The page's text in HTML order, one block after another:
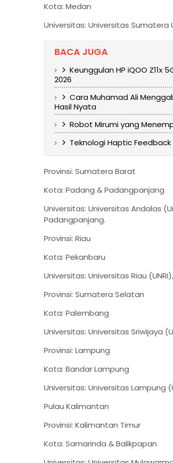
Kota: Medan
Universitas: Universitas Sumatera
BACA JUGA
Keunggulan HP iQOO
2026
Cara Muhamad Ali
Hasil Nyata
Robot Mirumi yang
Teknologi Haptic
Provinsi: Sumatera Barat
Kota: Padang & Padangpanjang
Universitas: Universitas Andalas
Padangpanjang.
Provinsi: Riau
Kota: Pekanbaru
Universitas: Universitas Riau
Provinsi: Sumatera Selatan
Kota: Palembang
Universitas: Universitas Sriwijaya
Provinsi: Lampung
Kota: Bandar Lampung
Universitas: Universitas Lampung
Pulau Kalimantan
Provinsi: Kalimantan Timur
Kota: Samarinda & Balikpapan